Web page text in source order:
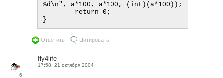
%d\n", a*100, a*100, (int)(a*100));
Ответить Цитировать
6
fly4life
17:58, 21 октября 2004